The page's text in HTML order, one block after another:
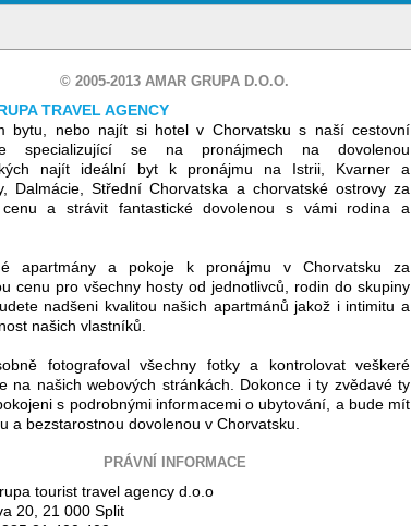
© 2005-2013 AMAR GRUPA D.O.O.
TRAVEL AGENCY
bytu, nebo najít si hotel v Chorvatsku s naší cestovní
specializující se na pronájmech na dovolenou
najít ideální byt k pronájmu na Istrii, Kvarner a
Dalmácie, Střední Chorvatska a chorvatské ostrovy za
cenu a strávit fantastické dovolenou s vámi rodina a
apartmány a pokoje k pronájmu v Chorvatsku za
cenu pro všechny hosty od jednotlivců, rodin do skupiny
nadšeni kvalitou našich apartmánů jakož i intimitu a
našich vlastníků.
fotografoval všechny fotky a kontrolovat veškeré
na našich webových stránkách. Dokonce i ty zvědavé ty
s podrobnými informacemi o ubytování, a bude mít
a bezstarostnou dovolenou v Chorvatsku.
PRÁVNÍ INFORMACE
tourist travel agency d.o.o
20, 21 000 Split